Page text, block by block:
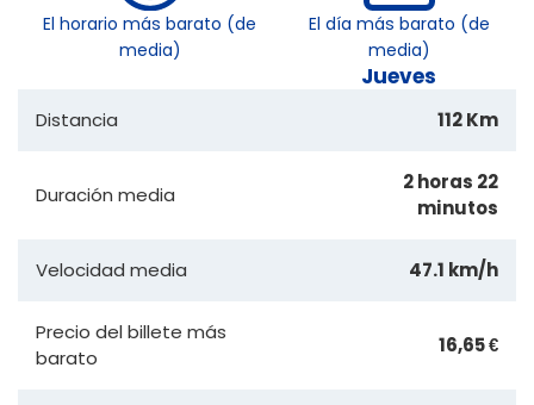
El horario más barato (de
media)
El día más barato (de
media)
Jueves
Distancia 112 Km
Duración media
2 horas 22
minutos
Velocidad media 47.1 km/h
Precio del billete más
barato
16,65 €